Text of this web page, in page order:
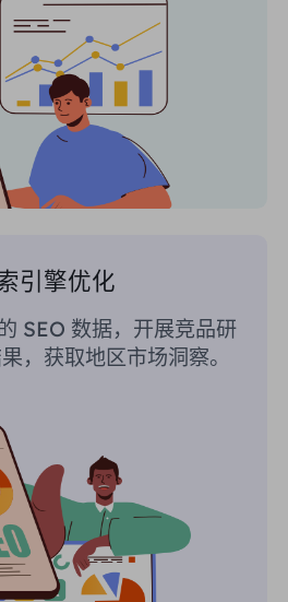
引擎优化
SEO 数据，开展竞品研
，获取地区市场洞察。